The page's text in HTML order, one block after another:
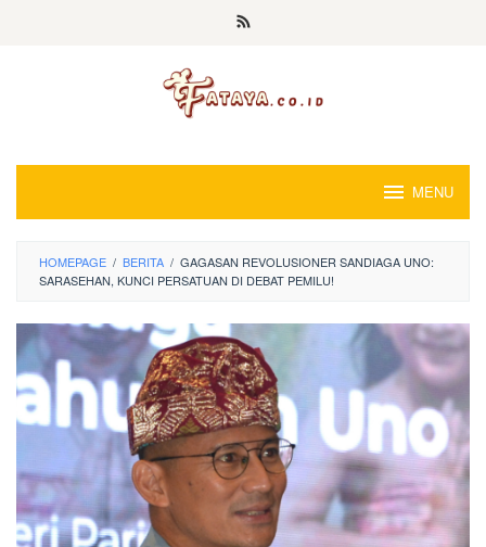
MENU
HOMEPAGE / BERITA / GAGASAN REVOLUSIONER SANDIAGA UNO:
SARASEHAN, KUNCI PERSATUAN DI DEBAT PEMILU!